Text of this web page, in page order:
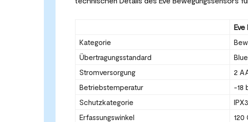
Eve
Kategorie
Übertragungsstandard
Stromversorgung
2
Betriebstemperatur
-18
Schutzkategorie
Erfassungswinkel
120